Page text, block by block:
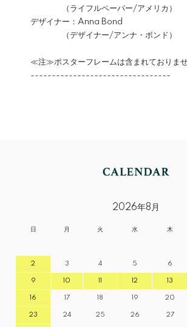
（ライフルペーパー/アメリカ）
デザイナー：Anna Bond
（デザイナー/アンナ・ボンド）
≪注≫ポスターフレームは含まれておりませ
---------------------------------
2026年8月
日 月 火 水 木
2 3 4 5 6
9 10 11 12 13
16 17 18 19 20
23 24 25 26 27